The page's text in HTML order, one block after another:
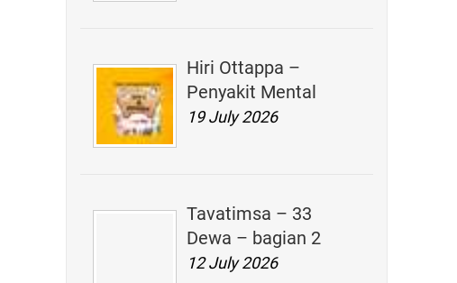
Hiri Ottappa –
Penyakit Mental
19 July 2026
Tavatimsa – 33
Dewa – bagian 2
12 July 2026